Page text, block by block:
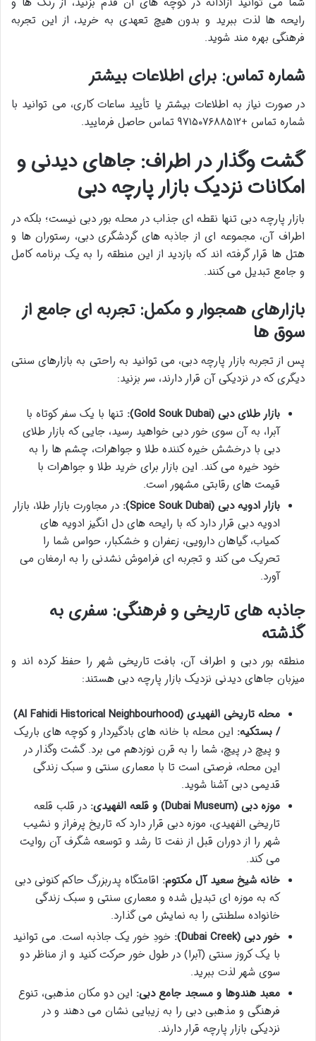
رایحه ها لذت ببرید و بدون هیچ تعهدی به خرید، از این تجربه
فرهنگی بهره مند شوید.
شماره تماس: برای اطلاعات بیشتر
در صورت نیاز به اطلاعات بیشتر یا تأیید ساعات کاری، می توانید با
شماره تماس +۹۷۱۵۰۷۶۸۸۵۱۲ تماس حاصل فرمایید.
گشت وگذار در اطراف: جاهای دیدنی و
امکانات نزدیک بازار پارچه دبی
بازار پارچه دبی تنها نقطه ای جذاب در محله بور دبی نیست؛ بلکه در
اطراف آن، مجموعه ای از جاذبه های گردشگری دبی، رستوران ها و
هتل ها قرار گرفته اند که بازدید از این منطقه را به یک برنامه کامل
و جامع تبدیل می کنند.
بازارهای همجوار و مکمل: تجربه ای جامع از
سوق ها
پس از تجربه بازار پارچه دبی، می توانید به راحتی به بازارهای سنتی
دیگری که در نزدیکی آن قرار دارند، سر بزنید:
بازار طلای دبی (Gold Souk Dubai):
تنها با یک سفر کوتاه با
آبرا، به آن سوی خور دبی خواهید رسید، جایی که بازار طلای
دبی با درخشش خیره کننده طلا و جواهرات، چشم ها را به
خود خیره می کند. این بازار برای خرید طلا و جواهرات با
قیمت های رقابتی مشهور است.
بازار ادویه دبی (Spice Souk Dubai):
در مجاورت بازار طلا، بازار
ادویه دبی قرار دارد که با رایحه های دل انگیز ادویه های
کمیاب، گیاهان دارویی، زعفران و خشکبار، حواس شما را
تحریک می کند و تجربه ای فراموش نشدنی را به ارمغان می
آورد.
جاذبه های تاریخی و فرهنگی: سفری به
گذشته
منطقه بور دبی و اطراف آن، بافت تاریخی شهر را حفظ کرده اند و
میزبان جاهای دیدنی نزدیک بازار پارچه دبی هستند:
محله تاریخی الفهیدی (Al Fahidi Historical Neighbourhood)
/ بستکیه: این محله با خانه های بادگیردار و کوچه های باریک
و پیچ در پیچ، شما را به قرن نوزدهم می برد. گشت وگذار در
این محله، فرصتی است تا با معماری سنتی و سبک زندگی
قدیمی دبی آشنا شوید.
موزه دبی (Dubai Museum) و قلعه الفهیدی:
در قلب قلعه
تاریخی الفهیدی، موزه دبی قرار دارد که تاریخ پرفراز و نشیب
شهر را از دوران قبل از نفت تا رشد و توسعه شگرف آن روایت
می کند.
خانه شیخ سعید آل مکتوم: اقامتگاه پدربزرگ حاکم کنونی دبی
که به موزه ای تبدیل شده و معماری سنتی و سبک زندگی
خانواده سلطنتی را به نمایش می گذارد.
خور دبی (Dubai Creek):
خودِ خور یک جاذبه است. می توانید
با یک کروز سنتی (آبرا) در طول خور حرکت کنید و از مناظر دو
سوی شهر لذت ببرید.
معبد هندوها و مسجد جامع دبی: این دو مکان مذهبی، تنوع
فرهنگی و مذهبی دبی را به زیبایی نشان می دهند و در
نزدیکی بازار پارچه قرار دارند.